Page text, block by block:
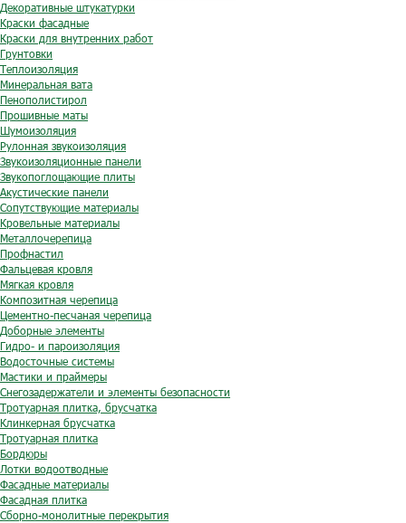
Декоративные штукатурки
Краски фасадные
Краски для внутренних работ
Грунтовки
Теплоизоляция
Минеральная вата
Пенополистирол
Прошивные маты
Шумоизоляция
Рулонная звукоизоляция
Звукоизоляционные панели
Звукопоглощающие плиты
Акустические панели
Сопутствующие материалы
Кровельные материалы
Металлочерепица
Профнастил
Фальцевая кровля
Мягкая кровля
Композитная черепица
Цементно-песчаная черепица
Доборные элементы
Гидро- и пароизоляция
Водосточные системы
Мастики и праймеры
Снегозадержатели и элементы безопасности
Тротуарная плитка, брусчатка
Клинкерная брусчатка
Тротуарная плитка
Бордюры
Лотки водоотводные
Фасадные материалы
Фасадная плитка
Сборно-монолитные перекрытия